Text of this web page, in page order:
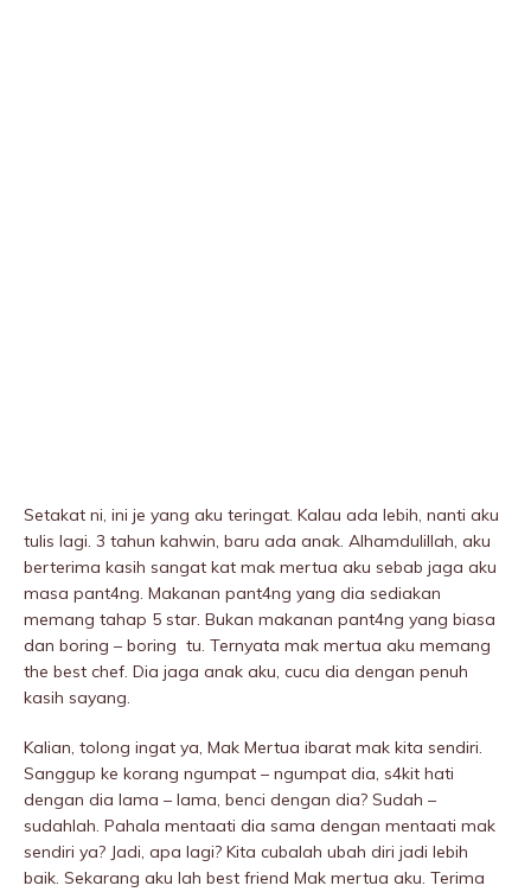
Setakat ni, ini je yang aku teringat. Kalau ada lebih, nanti aku
tulis lagi. 3 tahun kahwin, baru ada anak. Alhamdulillah, aku
berterima kasih sangat kat mak mertua aku sebab jaga aku
masa pant4ng. Makanan pant4ng yang dia sediakan
memang tahap 5 star. Bukan makanan pant4ng yang biasa
dan boring – boring tu. Ternyata mak mertua aku memang
the best chef. Dia jaga anak aku, cucu dia dengan penuh
kasih sayang.
Kalian, tolong ingat ya, Mak Mertua ibarat mak kita sendiri.
Sanggup ke korang ngumpat – ngumpat dia, s4kit hati
dengan dia lama – lama, benci dengan dia? Sudah –
sudahlah. Pahala mentaati dia sama dengan mentaati mak
sendiri ya? Jadi, apa lagi? Kita cubalah ubah diri jadi lebih
baik. Sekarang aku lah best friend Mak mertua aku. Terima